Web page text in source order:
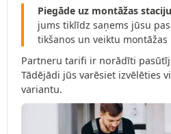
Piegāde uz montāžas
jums tiklīdz saņems jūsu
tikšanos un veiktu
Partneru tarifi ir norādīti
Tādējādi jūs varēsiet izvēlēties
variantu.